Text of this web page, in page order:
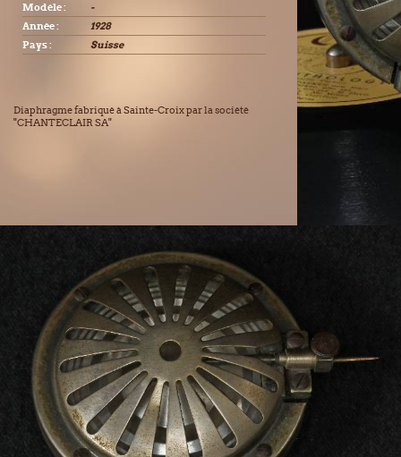
Modèle :
-
Année :
1928
Pays :
Suisse
Diaphragme fabriqué à Sainte-Croix par la société
"CHANTECLAIR SA"